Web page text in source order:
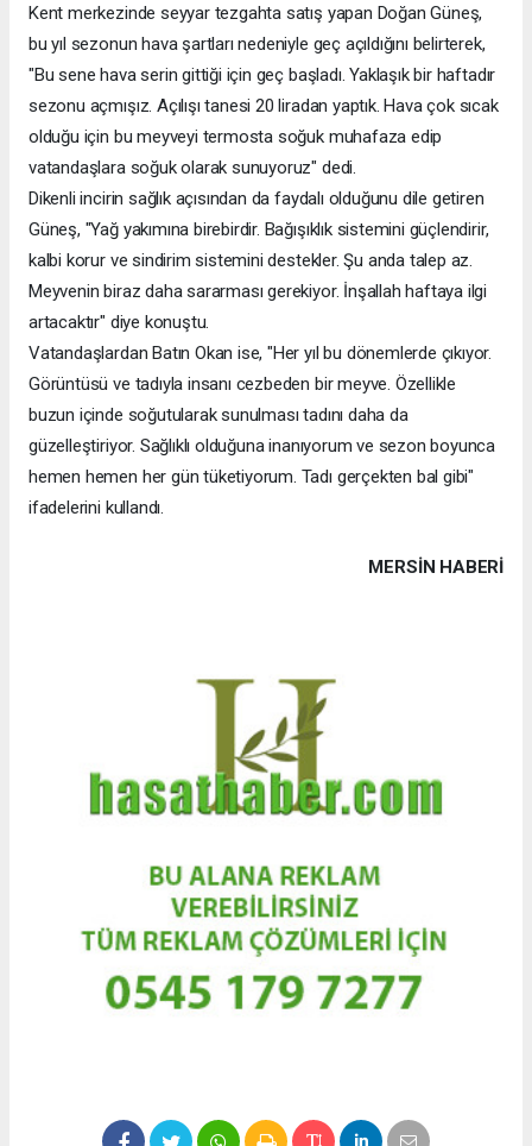
Kent merkezinde seyyar tezgahta satış yapan Doğan Güneş,
bu yıl sezonun hava şartları nedeniyle geç açıldığını belirterek,
"Bu sene hava serin gittiği için geç başladı. Yaklaşık bir haftadır
sezonu açmışız. Açılışı tanesi 20 liradan yaptık. Hava çok sıcak
olduğu için bu meyveyi termosta soğuk muhafaza edip
vatandaşlara soğuk olarak sunuyoruz" dedi.
Dikenli incirin sağlık açısından da faydalı olduğunu dile getiren
Güneş, "Yağ yakımına birebirdir. Bağışıklık sistemini güçlendirir,
kalbi korur ve sindirim sistemini destekler. Şu anda talep az.
Meyvenin biraz daha sararması gerekiyor. İnşallah haftaya ilgi
artacaktır" diye konuştu.
Vatandaşlardan Batın Okan ise, "Her yıl bu dönemlerde çıkıyor.
Görüntüsü ve tadıyla insanı cezbeden bir meyve. Özellikle
buzun içinde soğutularak sunulması tadını daha da
güzelleştiriyor. Sağlıklı olduğuna inanıyorum ve sezon boyunca
hemen hemen her gün tüketiyorum. Tadı gerçekten bal gibi"
ifadelerini kullandı.
MERSIN HABERİ